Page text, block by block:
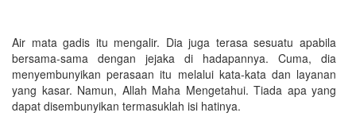
Air mata gadis itu mengalir. Dia juga terasa sesuatu apabila
bersama-sama dengan jejaka di hadapannya. Cuma, dia
menyembunyikan perasaan itu melalui kata-kata dan layanan
yang kasar. Namun, Allah Maha Mengetahui. Tiada apa yang
dapat disembunyikan termasuklah isi hatinya.